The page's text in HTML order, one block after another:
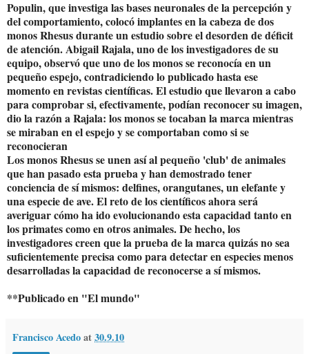
Populin, que investiga las bases neuronales de la percepción y
del comportamiento, colocó implantes en la cabeza de dos
monos Rhesus durante un estudio sobre el desorden de déficit
de atención. Abigail Rajala, uno de los investigadores de su
equipo, observó que uno de los monos se reconocía en un
pequeño espejo, contradiciendo lo publicado hasta ese
momento en revistas científicas. El estudio que llevaron a cabo
para comprobar si, efectivamente, podían reconocer su imagen,
dio la razón a Rajala: los monos se tocaban la marca mientras
se miraban en el espejo y se comportaban como si se
reconocieran
Los monos Rhesus se unen así al pequeño 'club' de animales
que han pasado esta prueba y han demostrado tener
conciencia de sí mismos: delfines, orangutanes, un elefante y
una especie de ave. El reto de los científicos ahora será
averiguar cómo ha ido evolucionando esta capacidad tanto en
los primates como en otros animales. De hecho, los
investigadores creen que la prueba de la marca quizás no sea
suficientemente precisa como para detectar en especies menos
desarrolladas la capacidad de reconocerse a sí mismos.
**Publicado en "El mundo"
Francisco Acedoat30.9.10